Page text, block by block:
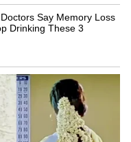
ఏడాదికి ఒక్క సినిమా
టైమ్ అంతా తన
కాస్త టైమ్ దొరికితే
చెక్కేస్తుంటాడు.
మిస్ అవ్వగా.. రామ్
హిట్ కొట్టాడు